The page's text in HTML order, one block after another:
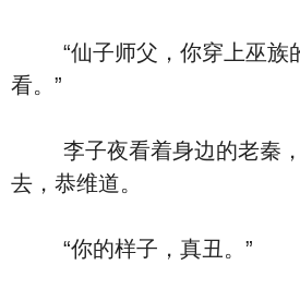
“仙子师父，你穿上巫族
看。”
李子夜看着身边的老秦，
去，恭维道。
“你的样子，真丑。”